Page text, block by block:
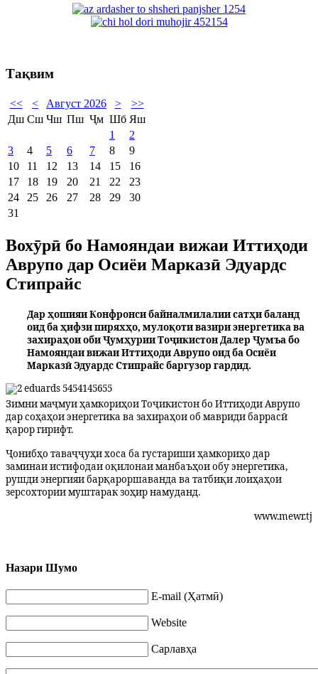
Тақвим
<< < Август 2026 >
>>
Дш Сш Чш Пш Ҷм Шб Яш
1
2
3
4 5 6 7 8
9
10
11 12 13 14 15
16
17
18 19 20 21 22
23
24
25 26 27 28 29
30
31
Вохӯрӣ бо Намояндаи вижаи Иттиҳоди
Аврупо дар Осиёи Марказӣ Эдуардс
Стипрайс
Дар ҳошияи Конфронси байналмилалии сатҳи баланд
оид ба ҳифзи пиряхҳо, мулоқоти вазири энергетика ва
захираҳои оби Ҷумҳурии Тоҷикистон Далер Ҷумъа бо
Намояндаи вижаи Иттиҳоди Аврупо оид ба Осиёи
Марказӣ Эдуардс Стипрайс баргузор гардид.
Зимни маҷмуи ҳамкориҳои Тоҷикистон бо Иттиҳоди Аврупо
дар соҳаҳои энергетика ва захираҳои об мавриди баррасӣ
қарор гирифт.
Ҷонибҳо таваҷҷуҳи хоса ба густариши ҳамкориҳо дар
заминаи истифодаи оқилонаи манбаъҳои обу энергетика,
рушди энергияи барқароршаванда ва татбиқи лоиҳаҳои
зерсохтории муштарак зоҳир намуданд.
www.mewr.tj
Назари Шумо
E-mail (Ҳатмӣ)
Website
Сарлавҳа